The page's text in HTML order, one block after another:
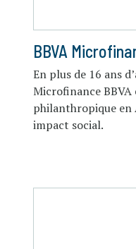
BBVA
En plus de 16 ans
Microfinance
philanthropique
impact social.